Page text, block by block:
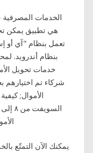
الخدمات المصرفية
هي تطبيق يمكن
تعمل بنظام "آي أو
بنظام أندرويد.
خدمات تحويل
الأموال;
يمكنك الآن التمتّع